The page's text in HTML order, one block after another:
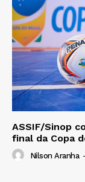
ASSIF/Sinop
final da Copa
Nilson Aranha -